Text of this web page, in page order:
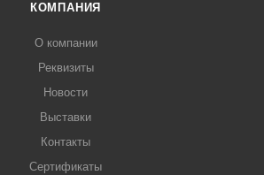
КОМПАНИЯ
О компании
Реквизиты
Новости
Выставки
Контакты
Сертификаты